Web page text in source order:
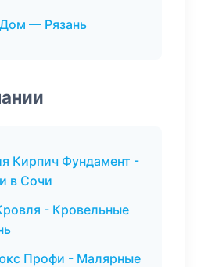
— Рязань
Кирпич Фундамент -
в Сочи
- Кровельные
Профи - Малярные